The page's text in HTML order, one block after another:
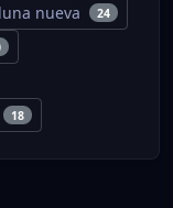
luna nueva 24
18